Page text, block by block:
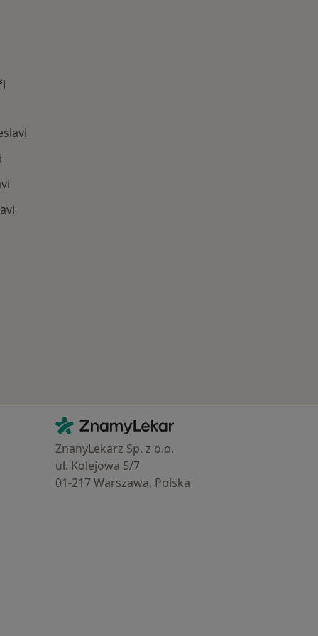
Kontakt
ZnamyLekar - Hlavní stránka
ZnanyLekarz Sp. z o.o.
ul. Kolejowa 5/7
01-217 Warszawa, Polska